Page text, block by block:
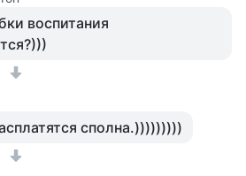
воспитания
сполна.)))))))))